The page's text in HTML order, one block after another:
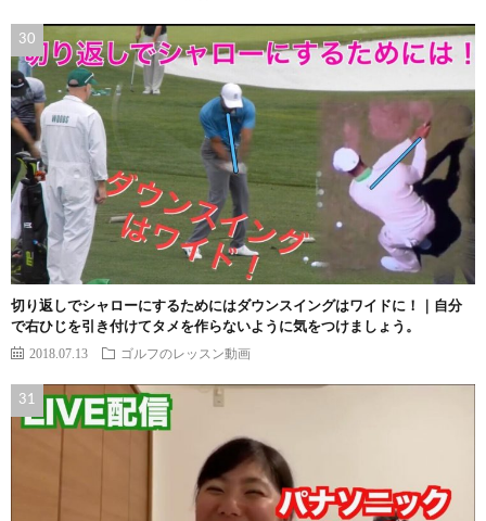
切り返しでシャローにするためにはダウンスイングはワイドに！｜自分
で右ひじを引き付けてタメを作らないように気をつけましょう。
2018.07.13 ゴルフのレッスン動画